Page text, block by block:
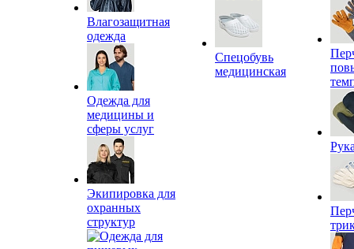
Влагозащитная
одежда
Одежда для
медицины и
сферы услуг
Экипировка для
охранных
структур
Спецобувь
медицинская